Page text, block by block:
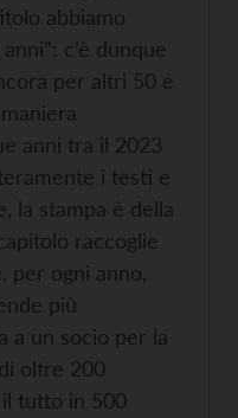
abbiamo
c’è dunque
per altri 50 e
anni tra il 2023
i testi e
la stampa è della
raccoglie
per ogni anno,
più
a un socio per la
oltre 200
tutto in 500